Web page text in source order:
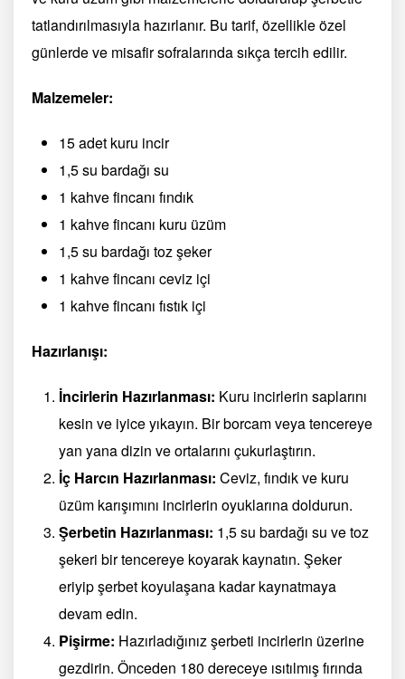
tatlandırılmasıyla hazırlanır. Bu tarif, özellikle özel
günlerde ve misafir sofralarında sıkça tercih edilir.
Malzemeler:
15 adet kuru incir
1,5 su bardağı su
1 kahve fincanı fındık
1 kahve fincanı kuru üzüm
1,5 su bardağı toz şeker
1 kahve fincanı ceviz içi
1 kahve fincanı fıstık içi
Hazırlanışı:
İncirlerin Hazırlanması: Kuru incirlerin saplarını
kesin ve iyice yıkayın. Bir borcam veya tencereye
yan yana dizin ve ortalarını çukurlaştırın.
İç Harcın Hazırlanması: Ceviz, fındık ve kuru
üzüm karışımını incirlerin oyuklarına doldurun.
Şerbetin Hazırlanması: 1,5 su bardağı su ve toz
şekeri bir tencereye koyarak kaynatın. Şeker
eriyip şerbet koyulaşana kadar kaynatmaya
devam edin.
Pişirme: Hazırladığınız şerbeti incirlerin üzerine
gezdirin. Önceden 180 dereceye ısıtılmış fırında